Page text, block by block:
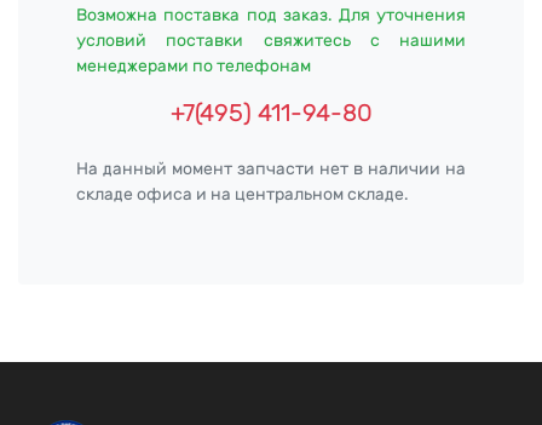
Возможна поставка под заказ. Для уточнения
условий поставки свяжитесь с нашими
менеджерами по телефонам
+7(495) 411-94-80
На данный момент запчасти нет в наличии на
складе офиса и на центральном складе.